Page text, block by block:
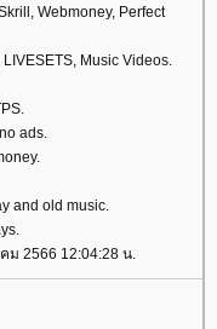
Webmoney, Perfect
Music Videos.
ads.
and old music.
ม 2566 12:04:28 น.